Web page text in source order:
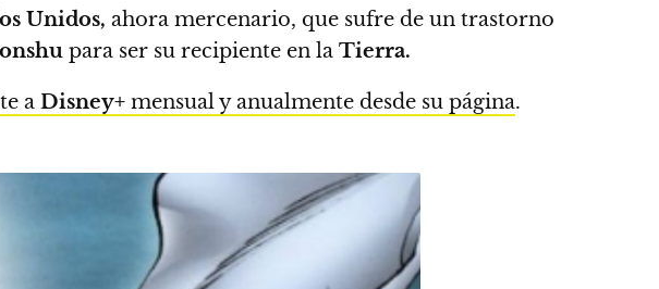
Unidos, ahora mercenario, que sufre de un trastorno
para ser su recipiente en la Tierra.
a Disney+ mensual y anualmente desde su página.